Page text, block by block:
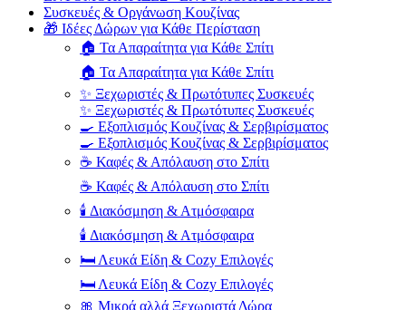
Συσκευές & Οργάνωση Κουζίνας
🎁 Ιδέες Δώρων για Κάθε Περίσταση
🏠 Τα Απαραίτητα για Κάθε Σπίτι
🏠 Τα Απαραίτητα για Κάθε Σπίτι
✨ Ξεχωριστές & Πρωτότυπες Συσκευές
✨ Ξεχωριστές & Πρωτότυπες Συσκευές
🍳 Εξοπλισμός Κουζίνας & Σερβιρίσματος
🍳 Εξοπλισμός Κουζίνας & Σερβιρίσματος
☕ Καφές & Απόλαυση στο Σπίτι
☕ Καφές & Απόλαυση στο Σπίτι
🕯️ Διακόσμηση & Ατμόσφαιρα
🕯️ Διακόσμηση & Ατμόσφαιρα
🛏️ Λευκά Είδη & Cozy Επιλογές
🛏️ Λευκά Είδη & Cozy Επιλογές
🎀 Μικρά αλλά Ξεχωριστά Δώρα